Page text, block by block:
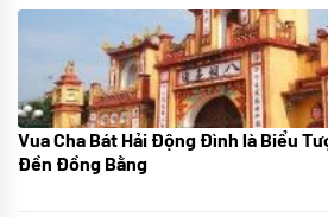
08/07/2024
Vua Cha Bát Hải Động Đình là Biểu
Đền Đồng Bằng